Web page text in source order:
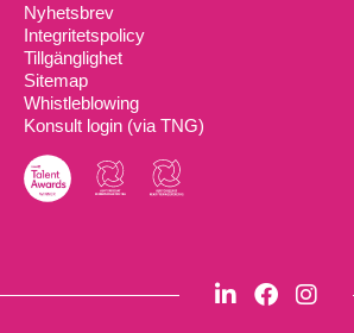
Nyhetsbrev
Integritetspolicy
Tillgänglighet
Sitemap
Whistleblowing
Konsult login (via TNG)